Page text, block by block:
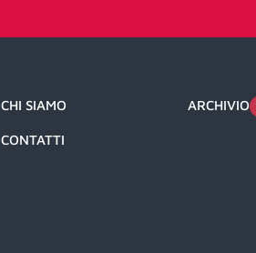
CHI SIAMO
CONTATTI
ARCHIVIO